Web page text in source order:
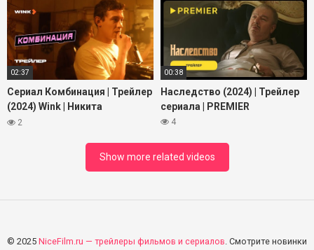
02:37
Сериал Комбинация | Трейлер
(2024) Wink | Никита
Кологривый, Елизавета
2
00:38
Наследство (2024) | Трейлер
сериала | PREMIER
4
Show more related videos
© 2025 NiceFilm.ru — трейлеры фильмов и сериалов . Смотрите новинки